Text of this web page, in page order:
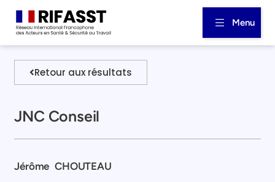
Menu
Retour aux résultats
JNC Conseil
Jérôme CHOUTEAU